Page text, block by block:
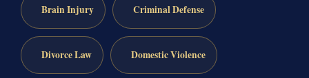
Brain Injury Criminal Defense
Divorce Law Domestic Violence